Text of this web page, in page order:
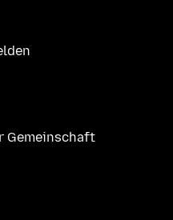
Gemeinschaft